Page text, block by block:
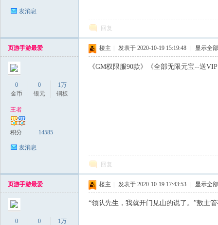
发消息
回复
页游手游最爱
0
金币
0
银元
1万
铜板
王者
积分 14585
发消息
楼主 发表于 2020-10-19 15:19:48 显示全
《GM权限服90款》《全部无限元宝--送
回复
页游手游最爱
0
0
1万
楼主 发表于 2020-10-19 17:43:53 显示全
“领队先生，我就开门见山的说了。”敖主